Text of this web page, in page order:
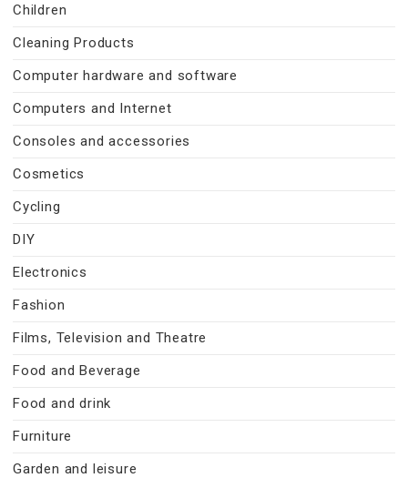
Children
Cleaning Products
Computer hardware and software
Computers and Internet
Consoles and accessories
Cosmetics
Cycling
DIY
Electronics
Fashion
Films, Television and Theatre
Food and Beverage
Food and drink
Furniture
Garden and leisure